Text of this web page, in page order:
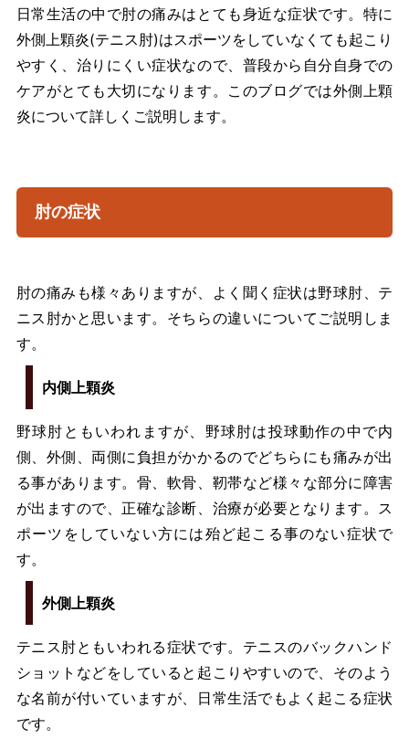
日常生活の中で肘の痛みはとても身近な症状です。特に
外側上顆炎(テニス肘)はスポーツをしていなくても起こり
やすく、治りにくい症状なので、普段から自分自身での
ケアがとても大切になります。このブログでは外側上顆
炎について詳しくご説明します。
肘の症状
肘の痛みも様々ありますが、よく聞く症状は野球肘、テ
ニス肘かと思います。そちらの違いについてご説明しま
す。
内側上顆炎
野球肘ともいわれますが、野球肘は投球動作の中で内
側、外側、両側に負担がかかるのでどちらにも痛みが出
る事があります。骨、軟骨、靭帯など様々な部分に障害
が出ますので、正確な診断、治療が必要となります。ス
ポーツをしていない方には殆ど起こる事のない症状で
す。
外側上顆炎
テニス肘ともいわれる症状です。テニスのバックハンド
ショットなどをしていると起こりやすいので、そのよう
な名前が付いていますが、日常生活でもよく起こる症状
です。